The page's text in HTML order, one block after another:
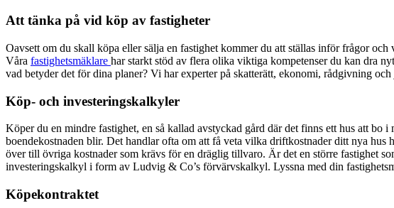
Att tänka på vid köp av fastigheter
Oavsett om du skall köpa eller sälja en fastighet kommer du att ställas inför frågor
Våra fastighetsmäklare har starkt stöd av flera olika viktiga kompetenser du kan dra
vad betyder det för dina planer? Vi har experter på skatterätt, ekonomi, rådgivning
Köp- och investeringskalkyler
Köper du en mindre fastighet, en så kallad avstyckad gård där det finns ett hus att bo
boendekostnaden blir. Det handlar ofta om att få veta vilka driftkostnader ditt nya
över till övriga kostnader som krävs för en dräglig tillvaro. Är det en större fastighet
investeringskalkyl i form av Ludvig & Co’s förvärvskalkyl. Lyssna med din
Köpekontraktet